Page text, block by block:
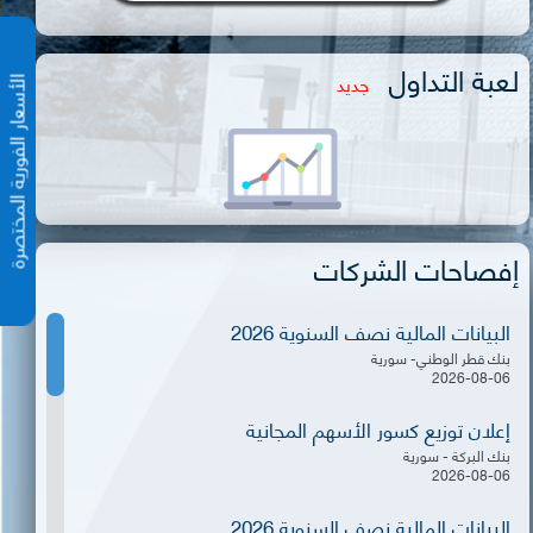
الأسعار لعبة التداول جديد
إفصاحات الشركات
البيانات المالية نصف السنوية 2026
بنك قطر الوطني- سورية
2026-08-06
إعلان توزيع كسور الأسهم المجانية
بنك البركة - سورية
2026-08-06